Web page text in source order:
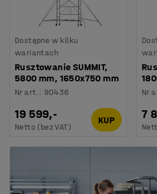
Dostępne w kilku
wariantach
Rusztowanie SUMMIT,
5800 mm, 1650x750 mm
Nr art. : 90436
19 599,-
Netto (bez VAT)
KUP
Nr
7